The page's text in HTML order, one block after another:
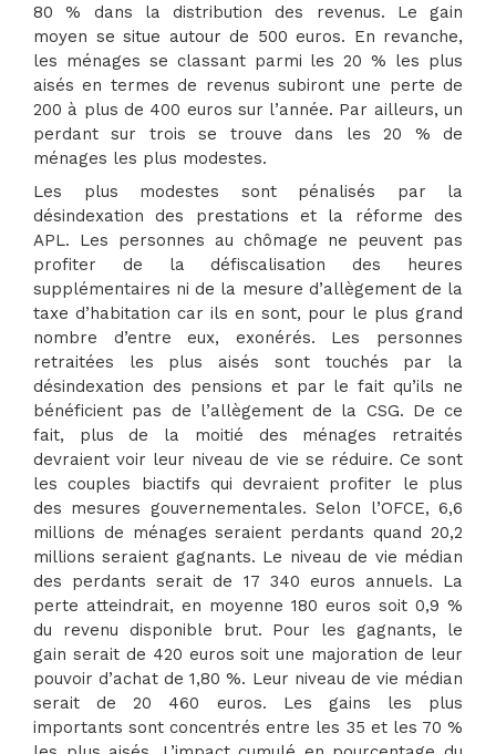
80 % dans la distribution des revenus. Le gain
moyen se situe autour de 500 euros. En revanche,
les ménages se classant parmi les 20 % les plus
aisés en termes de revenus subiront une perte de
200 à plus de 400 euros sur l’année. Par ailleurs, un
perdant sur trois se trouve dans les 20 % de
ménages les plus modestes.
Les plus modestes sont pénalisés par la
désindexation des prestations et la réforme des
APL. Les personnes au chômage ne peuvent pas
profiter de la défiscalisation des heures
supplémentaires ni de la mesure d’allègement de la
taxe d’habitation car ils en sont, pour le plus grand
nombre d’entre eux, exonérés. Les personnes
retraitées les plus aisés sont touchés par la
désindexation des pensions et par le fait qu’ils ne
bénéficient pas de l’allègement de la CSG. De ce
fait, plus de la moitié des ménages retraités
devraient voir leur niveau de vie se réduire. Ce sont
les couples biactifs qui devraient profiter le plus
des mesures gouvernementales. Selon l’OFCE, 6,6
millions de ménages seraient perdants quand 20,2
millions seraient gagnants. Le niveau de vie médian
des perdants serait de 17 340 euros annuels. La
perte atteindrait, en moyenne 180 euros soit 0,9 %
du revenu disponible brut. Pour les gagnants, le
gain serait de 420 euros soit une majoration de leur
pouvoir d’achat de 1,80 %. Leur niveau de vie médian
serait de 20 460 euros. Les gains les plus
importants sont concentrés entre les 35 et les 70 %